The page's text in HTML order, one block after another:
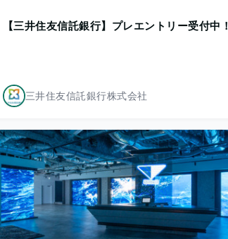
【三井住友信託銀行】プレエントリー受付中！
三井住友信託銀行株式会社